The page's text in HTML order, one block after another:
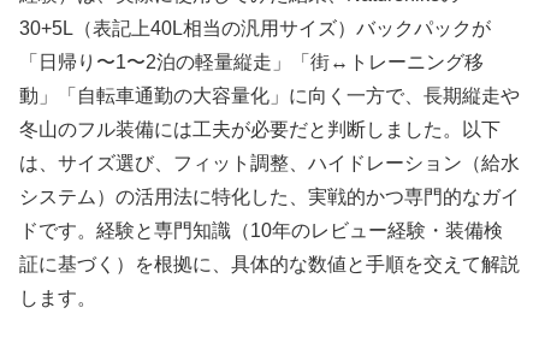
30+5L（表記上40L相当の汎用サイズ）バックパックが
「日帰り〜1〜2泊の軽量縦走」「街↔トレーニング移
動」「自転車通勤の大容量化」に向く一方で、長期縦走や
冬山のフル装備には工夫が必要だと判断しました。以下
は、サイズ選び、フィット調整、ハイドレーション（給水
システム）の活用法に特化した、実戦的かつ専門的なガイ
ドです。経験と専門知識（10年のレビュー経験・装備検
証に基づく）を根拠に、具体的な数値と手順を交えて解説
します。